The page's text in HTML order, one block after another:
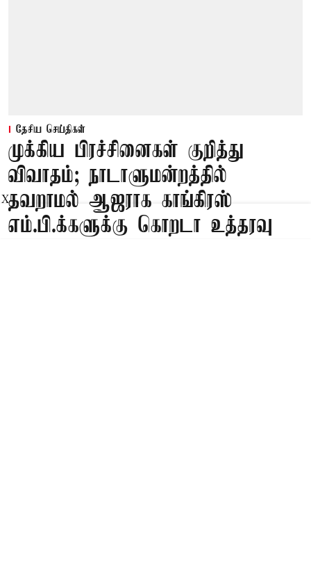
தேசிய செய்திகள்
முக்கிய பிரச்சினைகள் குறித்து
விவாதம்; நாடாளுமன்றத்தில்
தவறாமல் ஆஜராக காங்கிரஸ்
எம்.பி.க்களுக்கு கொறடா உத்தரவு
X